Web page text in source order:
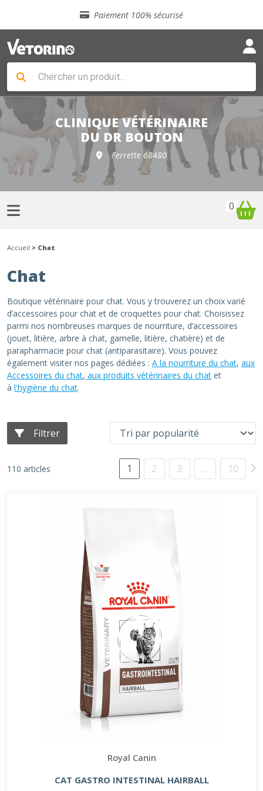
Paiement 100% sécurisé
Livraison gratuite en clinique vétérinaire
Sélection de croquettes vétérinaire
Livraison gratuite en clinique vétérinaire
Retour gratuit en clinique
Sélection de croquettes vétérinaire
CLINIQUE VÉTÉRINAIRE
DU DR BOUTON
Ferrette 68480
0
Accueil > Chat
Chat
Boutique vétérinaire pour chat. Vous y trouverez un choix varié
d’accessoires pour chat et de croquettes pour chat. Choisissez
parmi nos nombreuses marques de nourriture, d’accessoires
(jouet, litière, arbre à chat, gamelle, litière, chatière) et de
parapharmacie pour chat (antiparasitaire). Vous pouvez
également visiter nos pages dédiées : A la nourriture du chat, aux
Accessoires du chat, aux produits vétérinaires du chat et
à l'hygiène du chat.
Filtrer
110 articles 1 2 3 … 10
Royal Canin
CAT GASTRO INTESTINAL HAIRBALL